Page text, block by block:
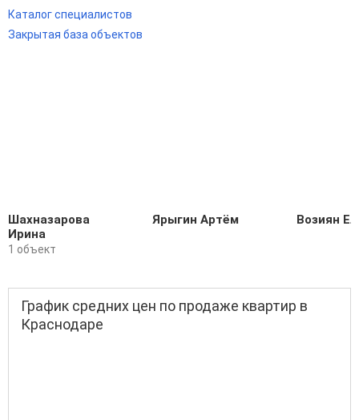
Каталог специалистов
Закрытая база объектов
Шахназарова
Ирина
1 объект
Ярыгин Артём Возиян
График средних цен по продаже квартир в
Краснодаре